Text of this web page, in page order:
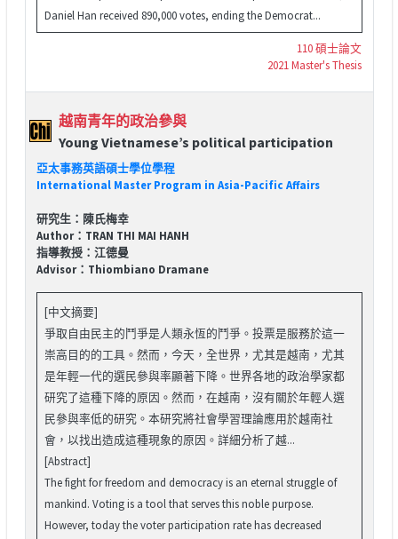
Daniel Han received 890,000 votes, ending the Democrat...
110 碩士論文
2021 Master's Thesis
越南青年的政治參與
Young Vietnamese’s political participation
亞太事務英語碩士學位學程
International Master Program in Asia-Pacific Affairs
研究生：陳氏梅幸
Author：TRAN THI MAI HANH
指導教授：江德曼
Advisor：Thiombiano Dramane
[中文摘要]
爭取自由民主的鬥爭是人類永恆的鬥爭。投票是服務於這一
崇高目的的工具。然而，今天，全世界，尤其是越南，尤其
是年輕一代的選民參與率顯著下降。世界各地的政治學家都
研究了這種下降的原因。然而，在越南，沒有關於年輕人選
民參與率低的研究。本研究將社會學習理論應用於越南社
會，以找出造成這種現象的原因。詳細分析了越...
[Abstract]
The fight for freedom and democracy is an eternal struggle of
mankind. Voting is a tool that serves this noble purpose.
However, today the voter participation rate has decreased